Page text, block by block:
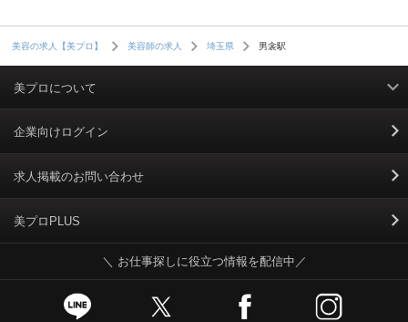
美容の求人【美プロ】 美容師の求人 埼玉県 男衾駅
美プロについて
利用規約
掲載規約
個人情報保護ポリシー
個人情報のお取り扱いについて
Cookieポリシー
企業向けログイン
求人掲載のお問い合わせ
美プロPLUS
＼ お仕事探しに役立つ情報を配信中／